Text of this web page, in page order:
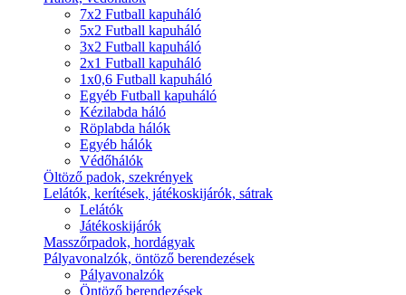
7x2 Futball kapuháló
5x2 Futball kapuháló
3x2 Futball kapuháló
2x1 Futball kapuháló
1x0,6 Futball kapuháló
Egyéb Futball kapuháló
Kézilabda háló
Röplabda hálók
Egyéb hálók
Védőhálók
Öltöző padok, szekrények
Lelátók, kerítések, játékoskijárók, sátrak
Lelátók
Játékoskijárók
Masszőrpadok, hordágyak
Pályavonalzók, öntöző berendezések
Pályavonalzók
Öntöző berendezések